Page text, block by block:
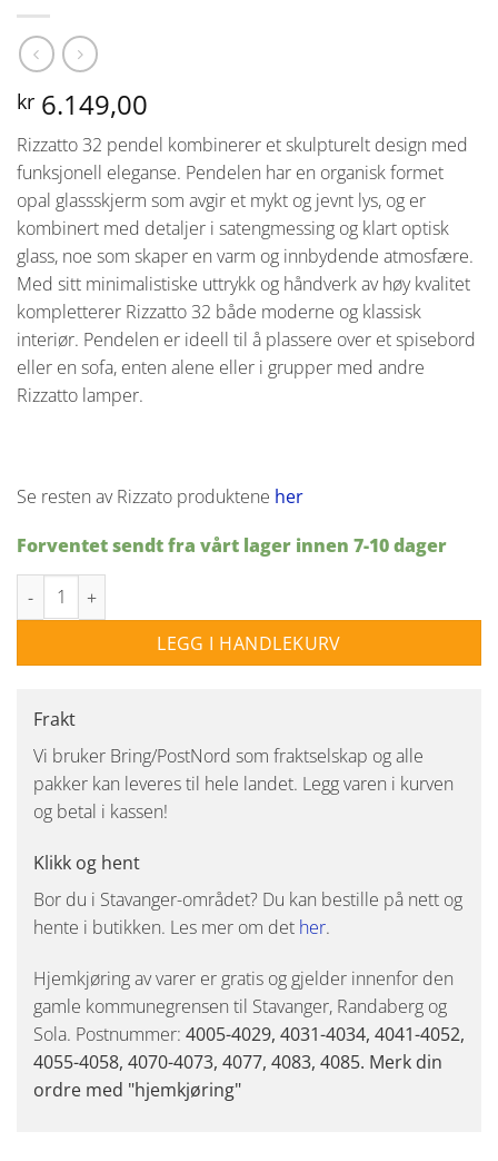
kr 6.149,00
Rizzatto 32 pendel kombinerer et skulpturelt design med
funksjonell eleganse. Pendelen har en organisk formet
opal glassskjerm som avgir et mykt og jevnt lys, og er
kombinert med detaljer i satengmessing og klart optisk
glass, noe som skaper en varm og innbydende atmosfære.
Med sitt minimalistiske uttrykk og håndverk av høy kvalitet
kompletterer Rizzatto 32 både moderne og klassisk
interiør. Pendelen er ideell til å plassere over et spisebord
eller en sofa, enten alene eller i grupper med andre
Rizzatto lamper.
Se resten av Rizzato produktene her
Forventet sendt fra vårt lager innen 7-10 dager
Nuura Rizzato 32 pendel - Satinmessing/opal antall
LEGG I HANDLEKURV
Frakt
Vi bruker Bring/PostNord som fraktselskap og alle
pakker kan leveres til hele landet. Legg varen i kurven
og betal i kassen!
Klikk og hent
Bor du i Stavanger-området? Du kan bestille på nett og
hente i butikken. Les mer om det her.
Hjemkjøring av varer er gratis og gjelder innenfor den
gamle kommunegrensen til Stavanger, Randaberg og
Sola. Postnummer: 4005-4029, 4031-4034, 4041-4052,
4055-4058, 4070-4073, 4077, 4083, 4085. Merk din
ordre med "hjemkjøring"